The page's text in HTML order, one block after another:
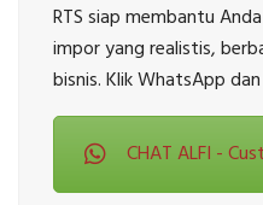
RTS siap membantu
impor yang realistis,
bisnis. Klik WhatsApp
CHAT ALFI -